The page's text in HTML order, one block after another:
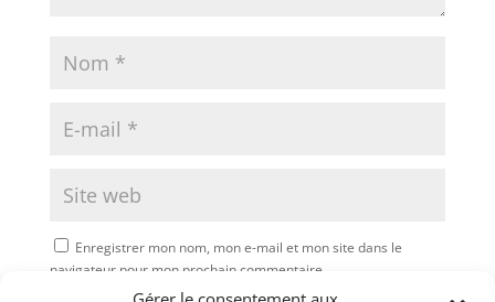
Enregistrer mon nom, mon e-mail et mon site dans le
navigateur pour mon prochain commentaire.